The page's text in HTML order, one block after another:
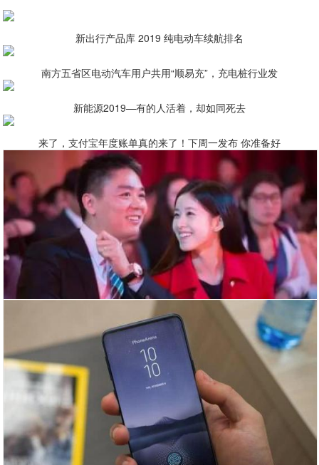
新出行产品库 2019 纯电动车续航排名
南方五省区电动汽车用户共用“顺易充”，充电桩行业发
新能源2019—有的人活着，却如同死去
来了，支付宝年度账单真的来了！下周一发布 你准备好